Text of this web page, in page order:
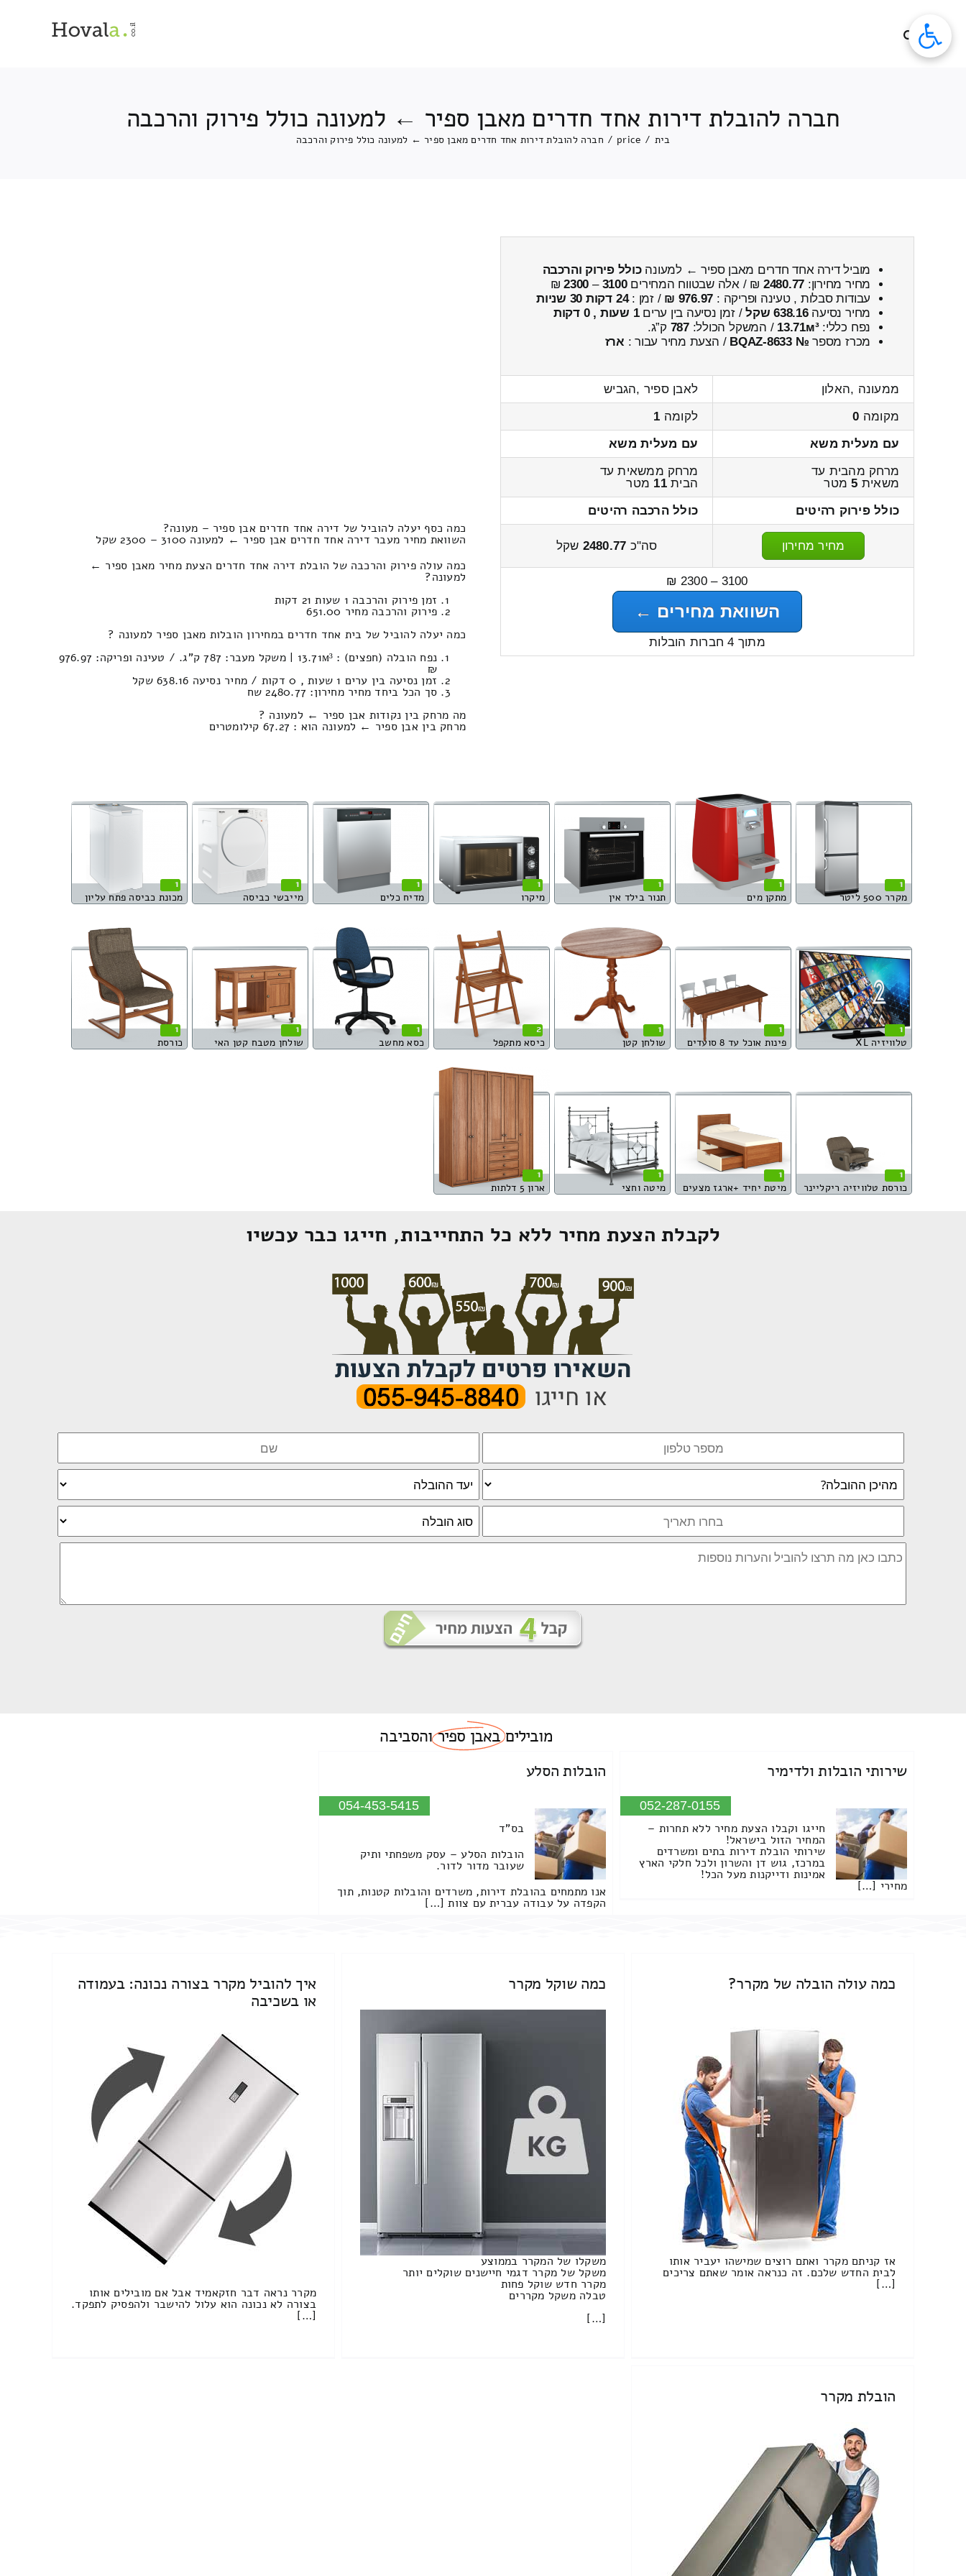
חברה להובלת דירות אחד חדרים מאבן ספיר ← למעונה כולל פירוק והרכבה
בית /
price
/ חברה להובלת דירות אחד חדרים מאבן ספיר ← למעונה כולל פירוק והרכבה
מוביל דירה אחד חדרים מאבן ספיר ← למעונהכולל פירוק והרכבה
מחיר מחירון: 2480.77 ₪ / אלה שבטווח המחירים3100
–
2300
₪
עבודות סבלות , טעינה ופריקה : 976.97 ₪ / זמן :24 דקות 30 שניות
מחיר נסיעה638.16 שקל / זמן נסיעה בין ערים1 שעות , 0 דקות
נפח כללי:13.71м³ / המשקל הכולל:787 ק”ג.
מכרז מספר № BQAZ-8633 / הצעת מחיר עבור : ארז
ממעונה ,האלון
לאבן ספיר ,הגביש
מקומה 0 לקומה 1
עם מעלית משא
עם מעלית משא
מרחק מהבית עד
משאית 5מטר
מרחק ממשאית עד
הבית11 מטר
כולל פירוק רהיטים
כולל הרכבה רהיטים
מחיר מחירון סה"כ 2480.77 שקל
3100 – 2300 ₪
השוואת מחירים ←
מתוך 4 חברות הובלות
כמה כסף יעלה להוביל של דירה אחד חדרים אבן ספיר – מעונה?
השוואת מחיר מעבר דירה אחד חדרים אבן ספיר ← למעונה 3100 – 2300 שקל
כמה עולה פירוק והרכבה של הובלת דירה אחד חדרים הצעת מחיר מאבן ספיר ←
למעונה?
זמן פירוק והרכבה 1 שעות 21 דקות
פירוק והרכבה מחיר 651.00
כמה יעלה להוביל של בית אחד חדרים במחירון הובלות מאבן ספיר למעונה ?
נפח הובלה (חפצים) : 13.71м³ | משקל מעבר: 787 ק”ג. / טעינה ופריקה: 976.97
₪
זמן נסיעה בין ערים 1 שעות , 0 דקות / מחיר נסיעה 638.16 שקל
סך הכל ביחד מחיר מחירון: 2480.77 שח
מה מרחק בין נקודות אבן ספיר ← למעונה ?
מרחק בין אבן ספיר ← למעונה הוא : 67.27 קילומטרים
1
מקרר 500 ליטר
1
מתקן מים
1
תנור בילד אין
1
מיקרו
1
מדיח כלים
1
מייבשי כביסה
1
מכונת כביסה פתח עליון
1
טלוויזיה XL
1
פינות אוכל עד 8 סועדים
1
שולחן קטן
2
כיסא מתקפל
1
כסא מחשב
1
שולחן מטבח קטן האי
1
כורסת
1
כורסת טלוויזיה ריקליינר
1
מיטת יחיד +ארגז מצעים
1
מיטה וחצי
1
ארון 5 דלתות
לקבלת הצעת מחיר ללא כל התחייבות, חייגו כבר עכשיו
מוביליםבאבן ספירוהסביבה
שירותי הובלות ולדימיר
052-287-0155
חייגו וקבלו הצעת מחיר ללא תחרות –
המחיר הזול בישראל!
שירותי הובלת דירות בתים ומשרדים
במרכז, גוש דן והשרון ולכל חלקי הארץ
אמינות ודייקנות מעל הכל!
מחירי […]
הובלות הסלע
054-453-5415
בס"ד
הובלות הסלע – עסק משפחתי ותיק
שעובר מדור לדור.
אנו מתמחים בהובלת דירות, משרדים והובלות קטנות, תוך
הקפדה על עבודה עברית עם צוות […]
כמה עולה הובלה של מקרר?
אז קניתם מקרר ואתם רוצים שמישהו יעביר אותו
לבית החדש שלכם. זה כנראה אומר שאתם צריכים
[…]
כמה שוקל מקרר
משקלו של המקרר בממוצע
משקל של מקרר דגמי חיישנים שוקלים יותר
מקרר חדש שוקל פחות
טבלה משקל מקררים
[…]
איך להוביל מקרר בצורה נכונה: בעמודה
או בשכיבה
מקרר נראה דבר חזקאמיד אבל אם מובילים אותו
בצורה לא נכונה הוא עלול להישבר ולהפסיק לתפקד.
[…]
הובלת מקרר